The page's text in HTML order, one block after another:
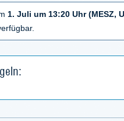
1. Juli um 13:20 Uhr (MESZ,